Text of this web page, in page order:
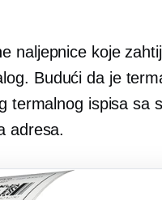
naljepnice koje
Budući da je
termalnog ispisa sa
adresa.